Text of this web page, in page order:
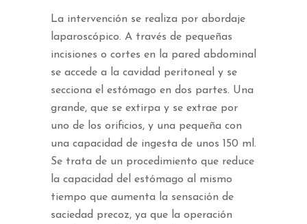
La intervención se realiza por abordaje
laparoscópico. A través de pequeñas
incisiones o cortes en la pared abdominal
se accede a la cavidad peritoneal y se
secciona el estómago en dos partes. Una
grande, que se extirpa y se extrae por
uno de los orificios, y una pequeña con
una capacidad de ingesta de unos 150 ml.
Se trata de un procedimiento que reduce
la capacidad del estómago al mismo
tiempo que aumenta la sensación de
saciedad precoz, ya que la operación